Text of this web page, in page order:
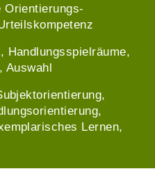
Orientierungs­
Handlungsspielräume,
Auswahl
Lernen,